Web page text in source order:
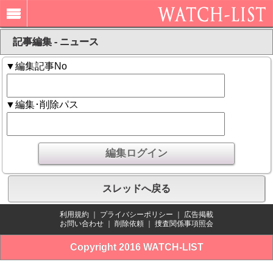
記事編集 - ニュース
▼編集記事No
▼編集･削除パス
スレッドへ戻る
利用規約 プライバシーポリシー
広告掲載
お問い合わせ
削除依頼 捜査関係事項照会
Copyright 2016 WATCH-LIST